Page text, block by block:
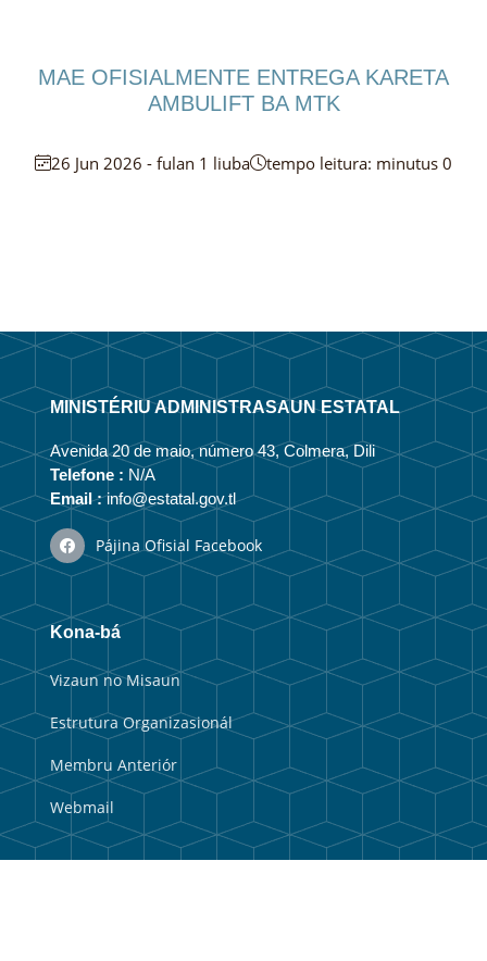
MAE OFISIALMENTE ENTREGA KARETA
AMBULIFT BA MTK
26 Jun 2026 - fulan 1 liuba tempo leitura: minutus 0
MINISTÉRIU ADMINISTRASAUN ESTATAL
Avenida 20 de maio, número 43, Colmera, Dili
Telefone : N/A
Email :info@estatal.gov.tl
Pájina Ofisial Facebook
Kona-bá
Vizaun no Misaun
Estrutura Organizasionál
Membru Anteriór
Webmail